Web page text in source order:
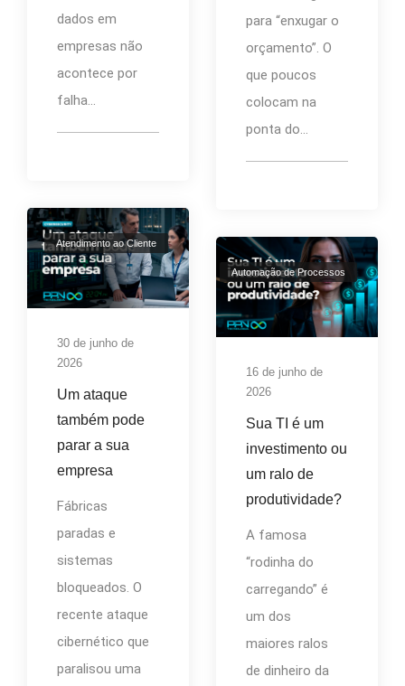
dados em
empresas não
acontece por
falha...
para “enxugar o
orçamento”. O
que poucos
colocam na
ponta do...
Atendimento ao Cliente
30 de junho de
2026
Um ataque
também pode
parar a sua
empresa
Fábricas
paradas e
sistemas
bloqueados. O
recente ataque
cibernético que
paralisou uma
Automação de Processos
16 de junho de
2026
Sua TI é um
investimento ou
um ralo de
produtividade?
A famosa
“rodinha do
carregando” é
um dos
maiores ralos
de dinheiro da